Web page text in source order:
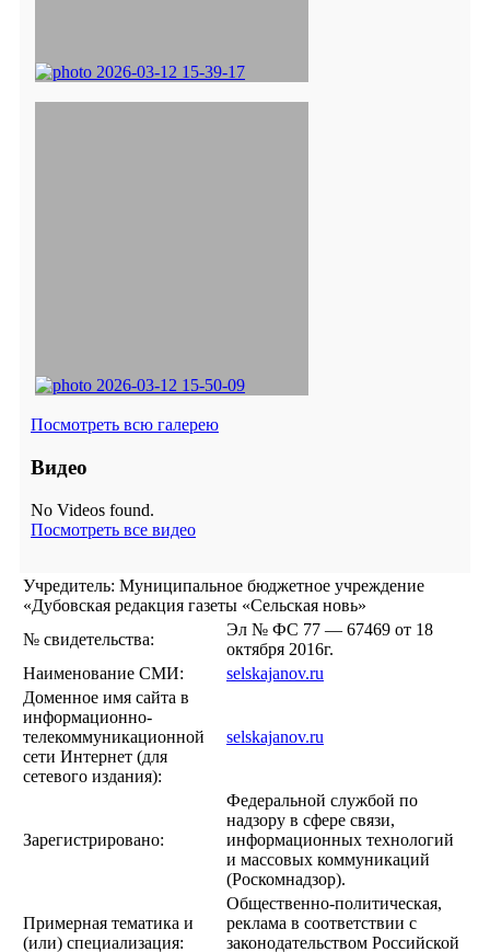
Посмотреть всю галерею
Видео
No Videos found.
Посмотреть все видео
Учредитель: Муниципальное бюджетное учреждение
«Дубовская редакция газеты «Сельская новь»
№ свидетельства:
Эл № ФС 77 — 67469 от 18
октября 2016г.
Наименование СМИ:
selskajanov.ru
Доменное имя сайта в
информационно-
телекоммуникационной
сети Интернет (для
сетевого издания):
selskajanov.ru
Зарегистрировано:
Федеральной службой по
надзору в сфере связи,
информационных технологий
и массовых коммуникаций
(Роскомнадзор).
Примерная тематика и
(или) специализация:
Общественно-политическая,
реклама в соответствии с
законодательством Российской